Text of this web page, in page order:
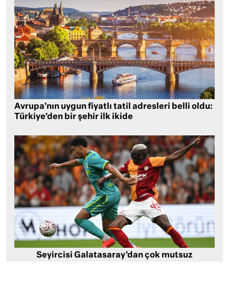
Avrupa’nın uygun fiyatlı tatil adresleri belli oldu:
Türkiye’den bir şehir ilk ikide
Seyircisi Galatasaray’dan çok mutsuz